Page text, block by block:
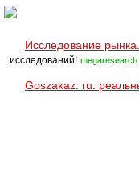
Исследование рынка.
исследований!
Goszakaz. ru: